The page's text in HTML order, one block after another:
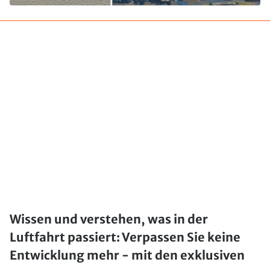
Wissen und verstehen, was in der
Luftfahrt passiert: Verpassen Sie keine
Entwicklung mehr - mit den exklusiven